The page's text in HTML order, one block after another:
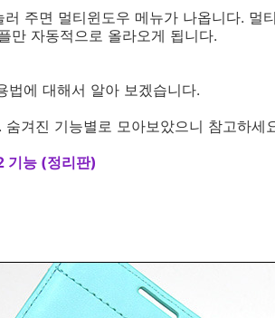
주면 멀티윈도우 메뉴가 나옵니다. 멀
만 자동적으로 올라오게 됩니다.
법에 대해서 알아 보겠습니다.
겨진 기능별로 모아보았으니 참고하세
기능 (정리판)